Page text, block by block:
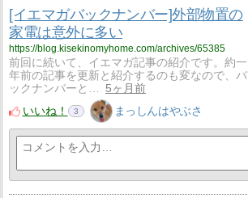
[イエマガバックナンバー]外部物置の
家電は意外に多い
https://blog.kisekinomyhome.com/archives/65385
前回に続いて、イエマガ記事の紹介です。約一
年前の記事を更新と紹介するのも変なので、バ
ックナンバーと…
5ヶ月前
いいね！
3 まっしんはやぶさ